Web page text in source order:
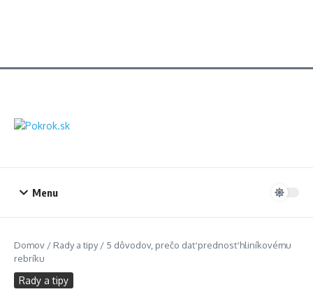
Menu
Domov / Rady a tipy/ 5 dôvodov, prečo dať prednosť hliníkovému
rebríku
Rady a tipy